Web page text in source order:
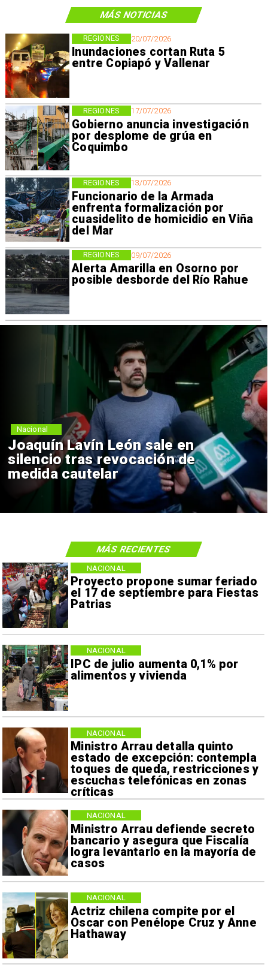
MÁS NOTICIAS
20/07/2026
Inundaciones cortan Ruta 5
entre Copiapó y Vallenar
REGIONES
17/07/2026
Gobierno anuncia investigación
por desplome de grúa en
Coquimbo
REGIONES
13/07/2026
Funcionario de la Armada
enfrenta formalización por
cuasidelito de homicidio en Viña
del Mar
REGIONES
09/07/2026
Alerta Amarilla en Osorno por
posible desborde del Río Rahue
REGIONES
Joaquín Lavín León sale en
silencio tras revocación de
medida cautelar
Nacional
Proyecto propone sumar feriado
el 17 de septiembre para Fiestas
Patrias
NACIONAL
IPC de julio aumenta 0,1% por
alimentos y vivienda
NACIONAL
Ministro Arrau detalla quinto
estado de excepción: contempla
toques de queda, restricciones y
escuchas telefónicas en zonas
críticas
NACIONAL
Ministro Arrau defiende secreto
bancario y asegura que Fiscalía
logra levantarlo en la mayoría de
casos
NACIONAL
Actriz chilena compite por el
Oscar con Penélope Cruz y Anne
Hathaway
NACIONAL
MÁS RECIENTES